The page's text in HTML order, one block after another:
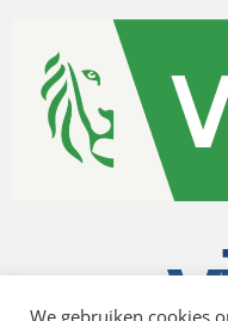
We gebruiken cookies